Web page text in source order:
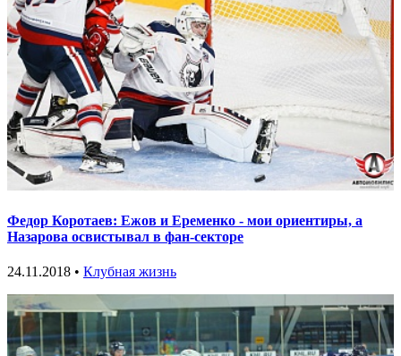
Федор Коротаев: Ежов и Еременко - мои ориентиры, а
Назарова освистывал в фан-секторе
24.11.2018 • Клубная жизнь